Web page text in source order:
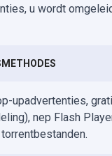
u wordt
upadvertenties,
nep Flash